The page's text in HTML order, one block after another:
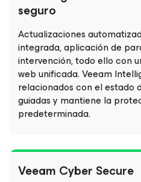
seguro
Actualizaciones
integrada, aplicación de
intervención, todo ello con
web unificada. Veeam
relacionados con el estado
guiadas y mantiene la
predeterminada.
Veeam Cyber Secure